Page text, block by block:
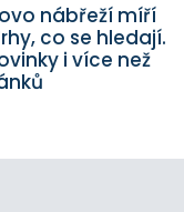
nábřeží míří
co se hledají.
i více než